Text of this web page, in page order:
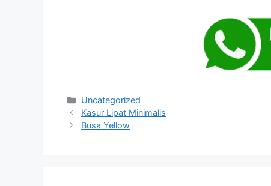
Kategori
Uncategorized
Kasur Lipat Minimalis
Busa Yellow